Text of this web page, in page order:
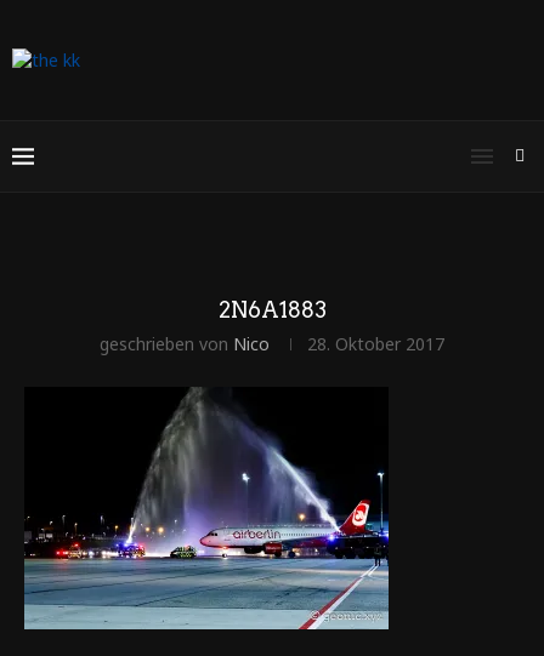
2N6A1883
geschrieben von Nico 28. Oktober 2017